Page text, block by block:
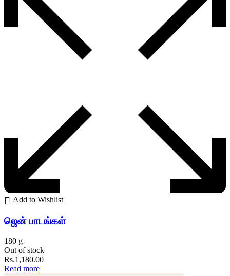
Add to Wishlist
ஜென் பாடங்கள்
180 g
Out of stock
Rs.1,180.00
Read more